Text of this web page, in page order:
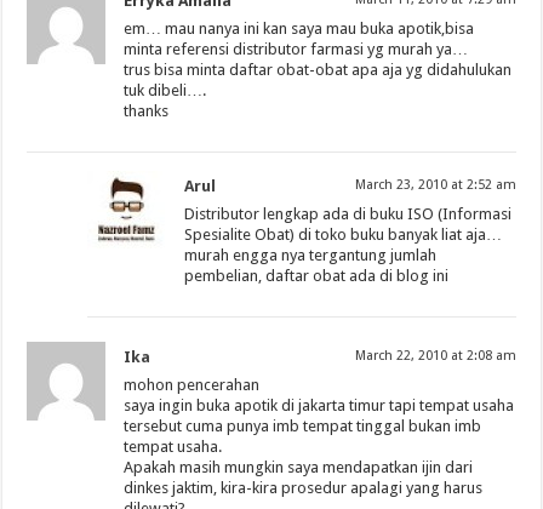
em… mau nanya ini kan saya mau buka apotik,bisa
minta referensi distributor farmasi yg murah ya…
trus bisa minta daftar obat-obat apa aja yg didahulukan
tuk dibeli….
thanks
Arul March 23, 2010 at 2:52 am
Distributor lengkap ada di buku ISO (Informasi
Spesialite Obat) di toko buku banyak liat aja…
murah engga nya tergantung jumlah
pembelian, daftar obat ada di blog ini
Ika March 22, 2010 at 2:08 am
mohon pencerahan
saya ingin buka apotik di jakarta timur tapi tempat usaha
tersebut cuma punya imb tempat tinggal bukan imb
tempat usaha.
Apakah masih mungkin saya mendapatkan ijin dari
dinkes jaktim, kira-kira prosedur apalagi yang harus